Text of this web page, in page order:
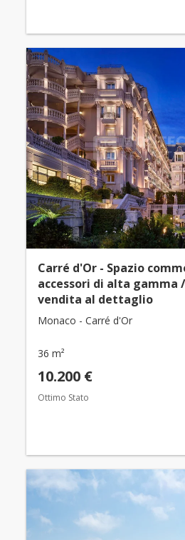
Carré d'Or - Spazio
accessori di alta gamma
vendita al dettaglio
Monaco - Carré d'Or
36 m²
10.200 €
Ottimo Stato